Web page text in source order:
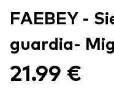
FAEBEY -
guardia-
21.99 €